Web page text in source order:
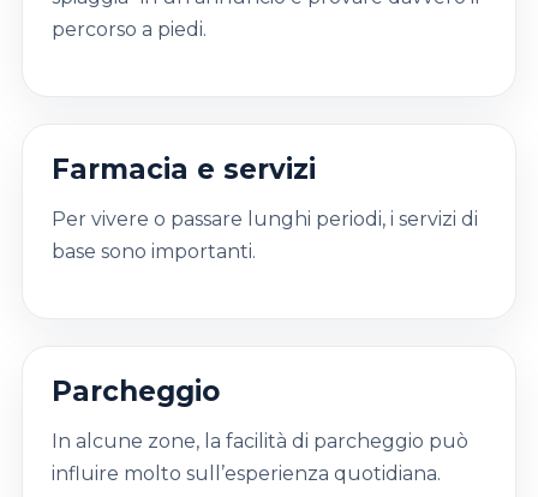
percorso a piedi.
Farmacia e servizi
Per vivere o passare lunghi periodi, i servizi di
base sono importanti.
Parcheggio
In alcune zone, la facilità di parcheggio può
influire molto sull’esperienza quotidiana.